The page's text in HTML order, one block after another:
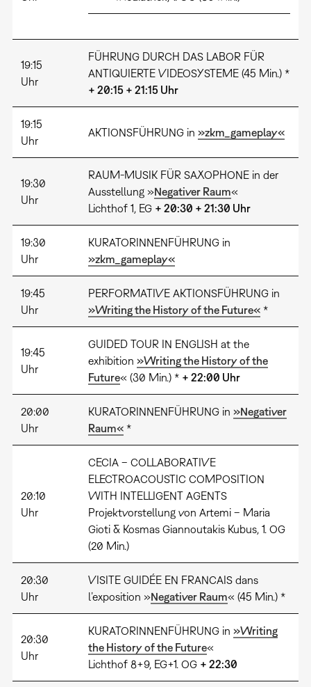
19:15
Uhr
FÜHRUNG DURCH DAS LABOR FÜR
ANTIQUIERTE VIDEOSYSTEME (45 Min.) *
+ 20:15 + 21:15 Uhr
19:15
Uhr
AKTIONSFÜHRUNG in »zkm_gameplay«
19:30
Uhr
RAUM-MUSIK FÜR SAXOPHONE in der
Ausstellung »Negativer Raum«
Lichthof 1, EG + 20:30 + 21:30 Uhr
19:30
Uhr
KURATORINNENFÜHRUNG in
»zkm_gameplay«
19:45
Uhr
PERFORMATIVE AKTIONSFÜHRUNG in
»Writing the History of the Future«*
19:45
Uhr
GUIDED TOUR IN ENGLISH at the
exhibition »Writing the History of the
Future« (30 Min.) * + 22:00 Uhr
20:00
Uhr
KURATORINNENFÜHRUNG in »Negativer
Raum«*
20:10
Uhr
CECIA – COLLABORATIVE
ELECTROACOUSTIC COMPOSITION
WITH INTELLIGENT AGENTS
Projektvorstellung von Artemi – Maria
Gioti & Kosmas Giannoutakis Kubus, 1. OG
(20 Min.)
20:30
Uhr
VISITE GUIDÉE EN FRANCAIS dans
l’exposition »Negativer Raum« (45 Min.) *
20:30
Uhr
KURATORINNENFÜHRUNG in »Writing
the History of the Future«
Lichthof 8+9, EG+1. OG + 22:30